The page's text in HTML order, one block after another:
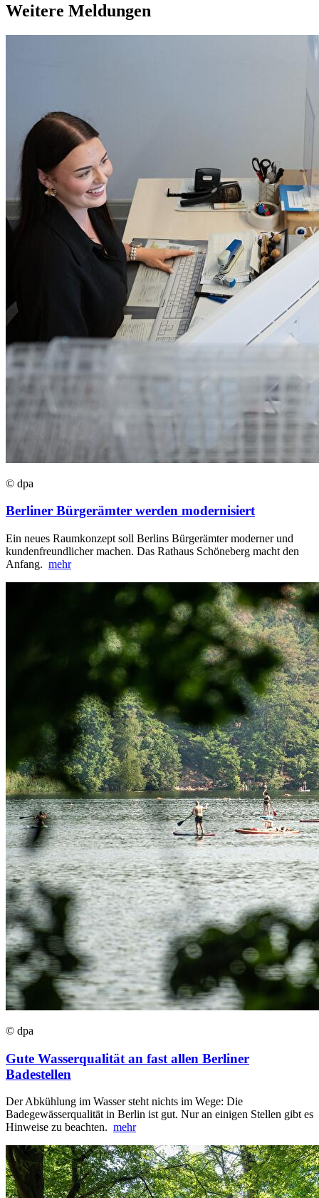
Weitere Meldungen
© dpa
Berliner Bürgerämter werden modernisiert
Ein neues Raumkonzept soll Berlins Bürgerämter moderner und
kundenfreundlicher machen. Das Rathaus Schöneberg macht den
Anfang. mehr
© dpa
Gute Wasserqualität an fast allen Berliner
Badestellen
Der Abkühlung im Wasser steht nichts im Wege: Die
Badegewässerqualität in Berlin ist gut. Nur an einigen Stellen gibt es
Hinweise zu beachten. mehr